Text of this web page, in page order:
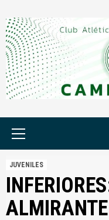
al
contenido
JUVENILES